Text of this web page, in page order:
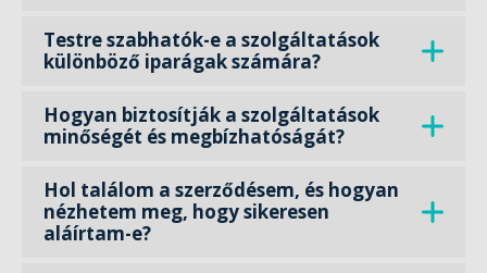
Testre szabhatók-e a szolgáltatások
különböző iparágak számára?
Hogyan biztosítják a szolgáltatások
minőségét és megbízhatóságát?
Hol találom a szerződésem, és hogyan
nézhetem meg, hogy sikeresen
aláírtam-e?